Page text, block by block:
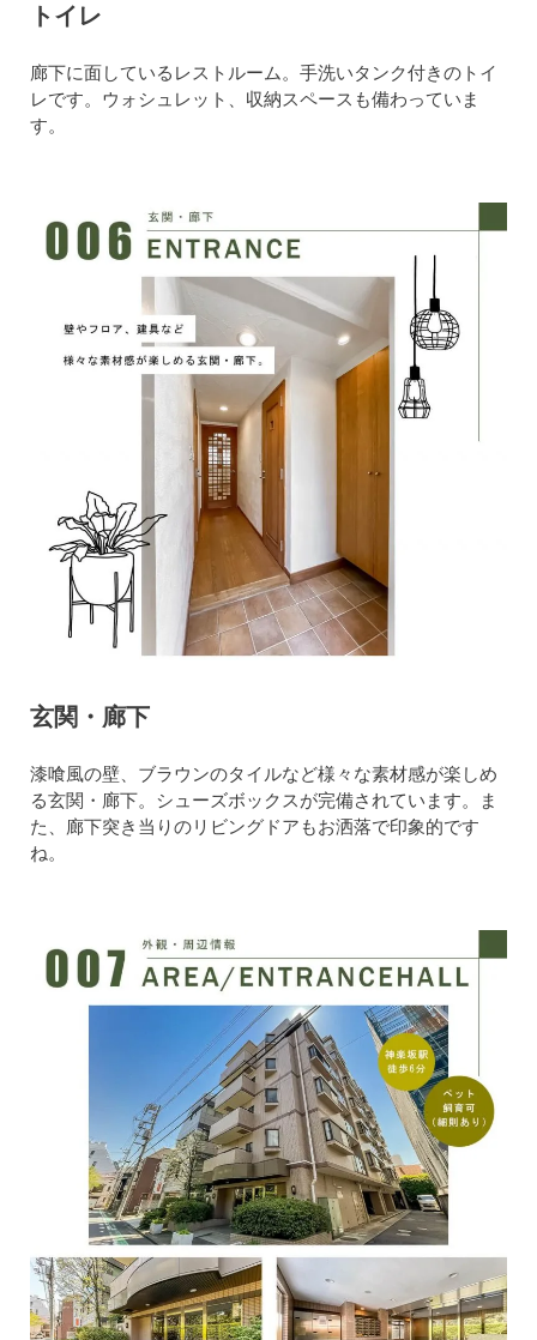
トイレ
廊下に面しているレストルーム。手洗いタンク付きのトイ
レです。ウォシュレット、収納スペースも備わっていま
す。
玄関・廊下
漆喰風の壁、ブラウンのタイルなど様々な素材感が楽しめ
る玄関・廊下。シューズボックスが完備されています。ま
た、廊下突き当りのリビングドアもお洒落で印象的です
ね。